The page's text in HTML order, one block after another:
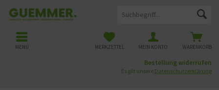
WARENKORB
MERKZETTEL MEIN KONTO
MENÜ
Bestellung widerrufen
Es gilt unsere Datenschutzerklärung